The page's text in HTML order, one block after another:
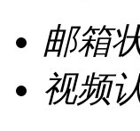
邮箱
视频